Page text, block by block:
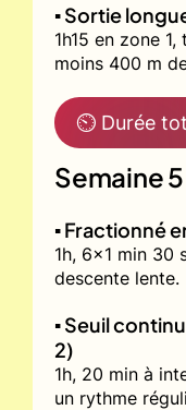
▪️ Sortie
1h15 en zone
moins 400 m
⏲ Durée
Semaine
▪️ Fractionné
1h, 6x1 min 30
descente lente.
▪️ Seuil
2)
1h, 20 min à
un rythme